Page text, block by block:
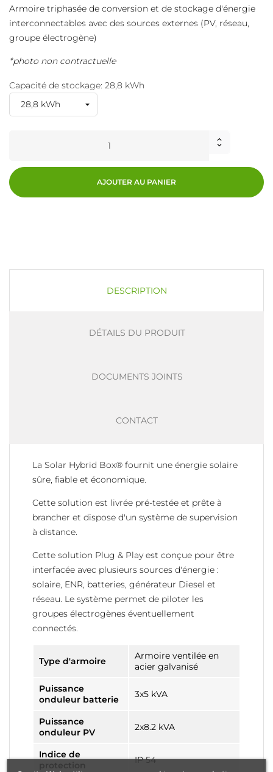
Armoire triphasée de conversion et de stockage d'énergie
interconnectables avec des sources externes (PV, réseau,
groupe électrogène)
*photo non contractuelle
Capacité de stockage: 28,8 kWh
AJOUTER AU PANIER
DESCRIPTION
DÉTAILS DU PRODUIT
DOCUMENTS JOINTS
CONTACT
La Solar Hybrid Box® fournit une énergie solaire
sûre, fiable et économique.
Cette solution est livrée pré-testée et prête à
brancher et dispose d'un système de supervision
à distance.
Cette solution Plug & Play est conçue pour être
interfacée avec plusieurs sources d'énergie :
solaire, ENR, batteries, générateur Diesel et
réseau. Le système permet de piloter les
groupes électrogènes éventuellement
connectés.
Type d'armoire
Armoire ventilée en
acier galvanisé
Puissance
onduleur batterie
3x5 kVA
Puissance
onduleur PV
2x8.2 kVA
Indice de
protection
IP 54